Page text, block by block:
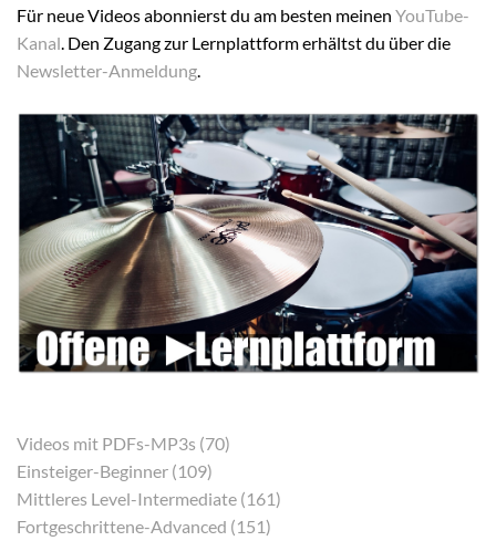
Für neue Videos abonnierst du am besten meinen YouTube-
Kanal . Den Zugang zur Lernplattform erhältst du über die
Newsletter-Anmeldung
Videos mit PDFs-MP3s (70)
Einsteiger-Beginner (109)
Mittleres Level-Intermediate (161)
Fortgeschrittene-Advanced (151)